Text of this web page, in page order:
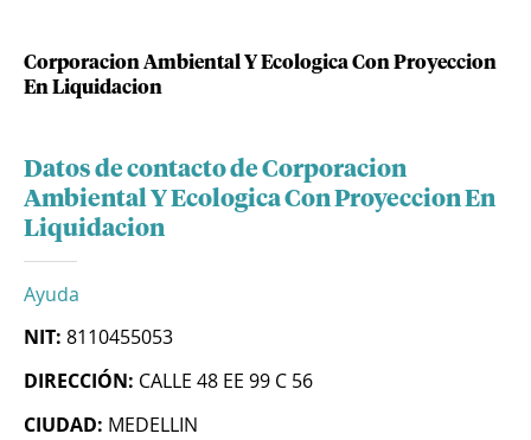
Corporacion Ambiental Y Ecologica Con Proyeccion
En Liquidacion
Datos de contacto de Corporacion
Ambiental Y Ecologica Con Proyeccion En
Liquidacion
Ayuda
NIT: 8110455053
DIRECCIÓN: CALLE 48 EE 99 C 56
CIUDAD: MEDELLIN